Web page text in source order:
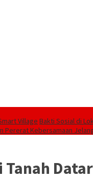
Village Bakti Sosial di
Kebersamaan Jelang